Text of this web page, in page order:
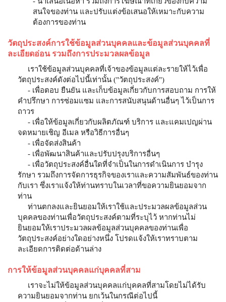
สนใจของท่าน และปรับแต่งข้อเสนอให้เหมาะกับความ
ต้องการของท่าน
วัตถุประสงค์การใช้ข้อมูลส่วนบุคคลและข้อมูลส่วนบุคคลที่
ละเอียดอ่อน รวมถึงการประมวลผลข้อมูล
เราใช้ข้อมูลส่วนบุคคลที่เจ้าของข้อมูลแต่ละรายให้ไว้เพื่อ
วัตถุประสงค์ดังต่อไปนี้เท่านั้น ("วัตถุประสงค์")
- เพื่อตอบ ยืนยัน และเก็บข้อมูลเกี่ยวกับการสอบถาม การให้
คำปรึกษา การซ่อมแซม และการสนับสนุนด้านอื่นๆ ไว้เป็นการ
ถาวร
- เพื่อให้ข้อมูลเกี่ยวกับผลิตภัณฑ์ บริการ และแคมเปญผ่าน
จดหมายเชิญ อีเมล หรือวิธีการอื่นๆ
- เพื่อจัดส่งสินค้า
- เพื่อพัฒนาสินค้าและปรับปรุงบริการอื่นๆ
- เพื่อวัตถุประสงค์อื่นใดที่จำเป็นในการดำเนินการ บำรุง
รักษา รวมถึงการจัดการธุรกิจของเราและความสัมพันธ์ของท่าน
กับเรา ซึ่งเราแจ้งให้ท่านทราบในเวลาที่ขอความยินยอมจาก
ท่าน
ท่านตกลงและยินยอมให้เราใช้และประมวลผลข้อมูลส่วน
บุคคลของท่านเพื่อวัตถุประสงค์ตามที่ระบุไว้ หากท่านไม่
ยินยอมให้เราประมวลผลข้อมูลส่วนบุคคลของท่านเพื่อ
วัตถุประสงค์อย่างใดอย่างหนึ่ง โปรดแจ้งให้เราทราบตาม
ละเอียดการติดต่อด้านล่าง
การให้ข้อมูลส่วนบุคคลแก่บุคคลที่สาม
เราจะไม่ให้ข้อมูลส่วนบุคคลแก่บุคคลที่สามโดยไม่ได้รับ
ความยินยอมจากท่าน ยกเว้นในกรณีต่อไปนี้